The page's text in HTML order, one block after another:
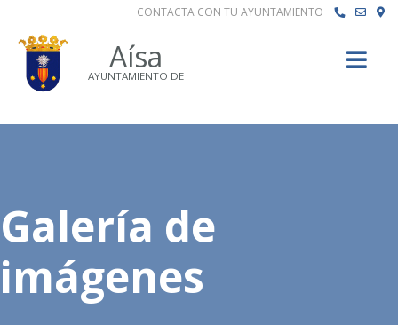
CONTACTA CON TU AYUNTAMIENTO
Aísa
AYUNTAMIENTO DE
Galería de
imágenes